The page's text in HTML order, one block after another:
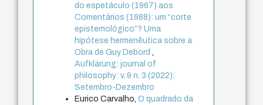
do espetáculo (1967) aos
Comentários (1988): um “corte
epistemológico”? Uma
hipótese hermenêutica sobre a
Obra de Guy Debord
Aufklärung: journal of
philosophy: v. 9 n. 3 (2022):
Setembro-Dezembro
Eurico Carvalho,O quadrado da